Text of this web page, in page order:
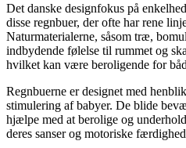
Det danske designfokus på
disse regnbuer, der ofte har rene
Naturmaterialerne, såsom træ,
indbydende følelse til rummet og
hvilket kan være beroligende for
Regnbuerne er designet med
stimulering af babyer. De blide
hjælpe med at berolige og
deres sanser og motoriske